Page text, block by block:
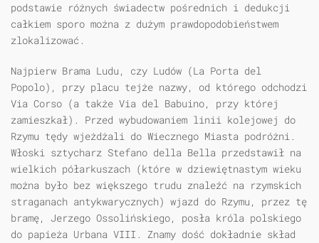
podstawie różnych świadectw pośrednich i dedukcji
całkiem sporo można z dużym prawdopodobieństwem
zlokalizować.
Najpierw Brama Ludu, czy Ludów (La Porta del
Popolo), przy placu tejże nazwy, od którego odchodzi
Via Corso (a także Via del Babuino, przy której
zamieszkał). Przed wybudowaniem linii kolejowej do
Rzymu tędy wjeżdżali do Wiecznego Miasta podróżni.
Włoski sztycharz Stefano della Bella przedstawił na
wielkich półarkuszach (które w dziewiętnastym wieku
można było bez większego trudu znaleźć na rzymskich
straganach antykwarycznych) wjazd do Rzymu, przez tę
bramę, Jerzego Ossolińskiego, posła króla polskiego
do papieża Urbana VIII. Znamy dość dokładnie skład